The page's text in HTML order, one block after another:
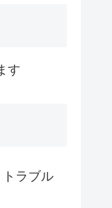
す
ラブル